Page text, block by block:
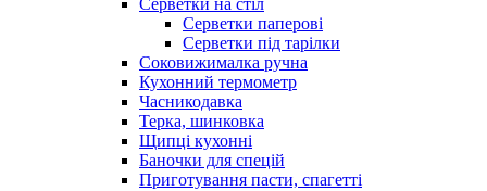
Серветки на стіл
Серветки паперові
Серветки під тарілки
Соковижималка ручна
Кухонний термометр
Часникодавка
Терка, шинковка
Щипці кухонні
Баночки для спецій
Приготування пасти, спагетті